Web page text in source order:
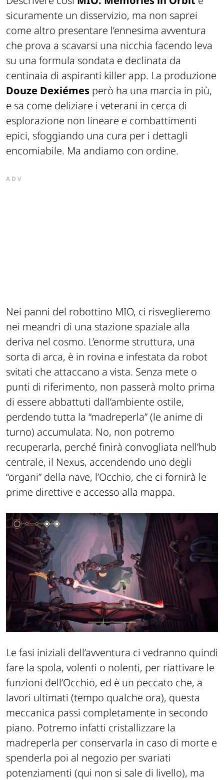
sicuramente un disservizio, ma non saprei
come altro presentare l’ennesima avventura
che prova a scavarsi una nicchia facendo leva
su una formula sondata e declinata da
centinaia di aspiranti killer app. La produzione
Douze Dexiémes però ha una marcia in più,
e sa come deliziare i veterani in cerca di
esplorazione non lineare e combattimenti
epici, sfoggiando una cura per i dettagli
encomiabile. Ma andiamo con ordine.
ADV
Nei panni del robottino MIO, ci risveglieremo
nei meandri di una stazione spaziale alla
deriva nel cosmo. L’enorme struttura, una
sorta di arca, è in rovina e infestata da robot
svitati che attaccano a vista. Senza mete o
punti di riferimento, non passerà molto prima
di essere abbattuti dall’ambiente ostile,
perdendo tutta la “madreperla” (le anime di
turno) accumulata. No, non potremo
recuperarla, perché finirà convogliata nell’hub
centrale, il Nexus, accendendo uno degli
“organi” della nave, l’Occhio, che ci fornirà le
prime direttive e accesso alla mappa.
Le fasi iniziali dell’avventura ci vedranno quindi
fare la spola, volenti o nolenti, per riattivare le
funzioni dell’Occhio, ed è un peccato che, a
lavori ultimati (tempo qualche ora), questa
meccanica passi completamente in secondo
piano. Potremo infatti cristallizzare la
madreperla per conservarla in caso di morte e
spenderla poi al negozio per svariati
potenziamenti (qui non si sale di livello), ma